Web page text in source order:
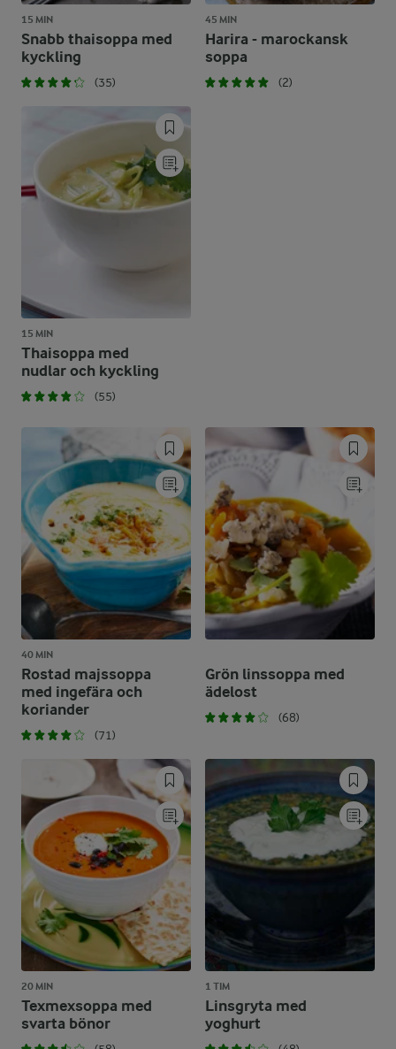
15 MIN
Snabb thaisoppa med
kyckling
(35)
45 MIN
Harira - marockansk
soppa
(2)
15 MIN
Thaisoppa med
nudlar och kyckling
(55)
40 MIN
Rostad majssoppa
med ingefära och
koriander
(71)
Grön linssoppa med
ädelost
(68)
20 MIN
Texmexsoppa med
svarta bönor
1 TIM
Linsgryta med
yoghurt